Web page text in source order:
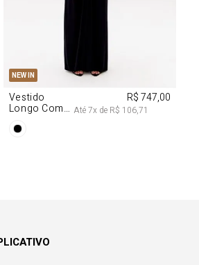
NEW IN
PP M
Vestido
Longo Com
Na Frente
R$ 747,00
Até7x de R$ 106,71